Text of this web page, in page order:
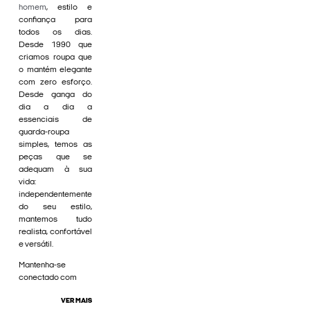
homem, estilo e
confiança para
todos os dias.
Desde 1990 que
criamos roupa que
o mantém elegante
com zero esforço.
Desde ganga do
dia a dia a
essenciais de
guarda-roupa
simples, temos as
peças que se
adequam à sua
vida:
independentemente
do seu estilo,
mantemos tudo
realista, confortável
e versátil.
Mantenha-se
conectado com
VER MAIS